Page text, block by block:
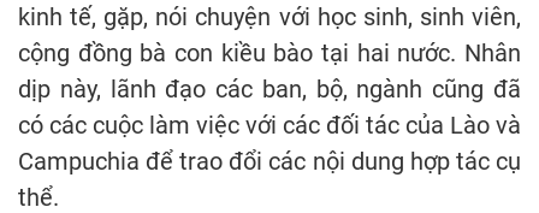
kinh tế, gặp, nói chuyện với học sinh, sinh viên,
cộng đồng bà con kiều bào tại hai nước. Nhân
dịp này, lãnh đạo các ban, bộ, ngành cũng đã
có các cuộc làm việc với các đối tác của Lào và
Campuchia để trao đổi các nội dung hợp tác cụ
thể.